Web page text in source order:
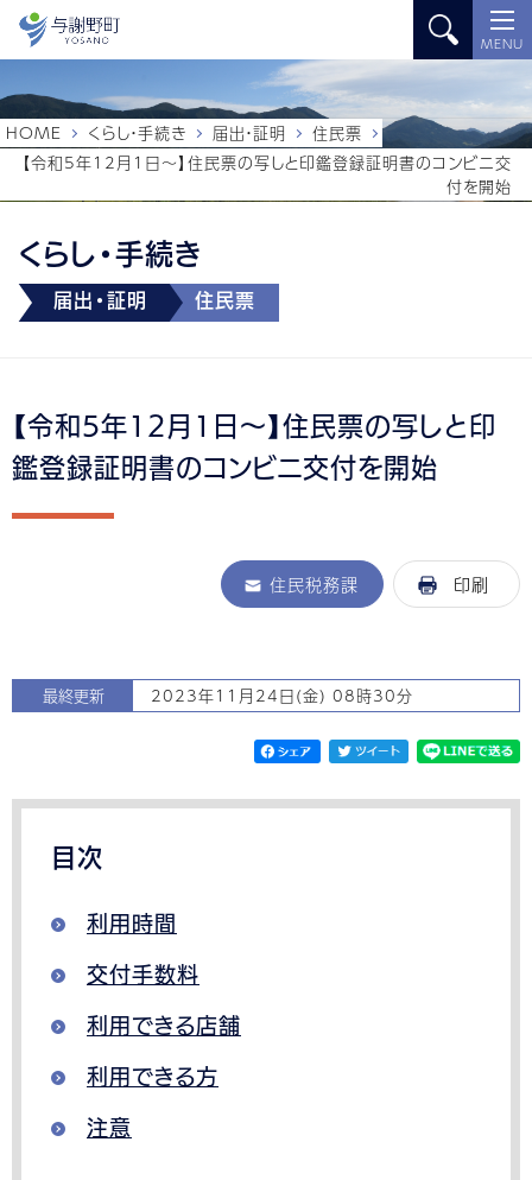
MENU
くらし・手続き
届出・証明 住民票
HOME くらし・手続き 届出・証明
住民票
【令和5年12月1日～】住民票の写しと印鑑登録証明書のコンビニ交
付を開始
【令和5年12月1日～】住民票の写しと印
鑑登録証明書のコンビニ交付を開始
住民税務課 印刷
最終更新 2023年11月24日(金) 08時30分
目次
利用時間
交付手数料
利用できる店舗
利用できる方
注意